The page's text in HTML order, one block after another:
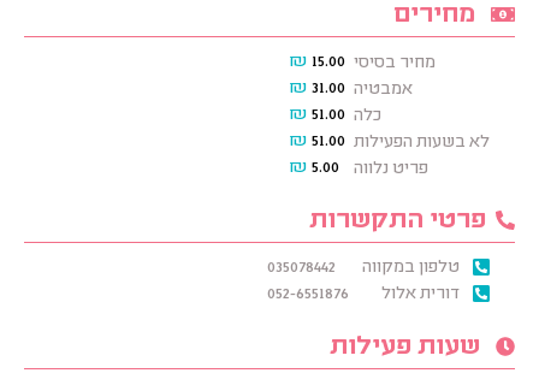
מחירים
מחיר בסיסי 15.00
₪
אמבטיה 31.00
₪
כלה 51.00
₪
לא בשעות הפעילות 51.00
₪
פריט נלווה
5.00
₪
פרטי התקשרות
טלפון במקווה
035078442
דורית אלול
052-6551876
שעות פעילות